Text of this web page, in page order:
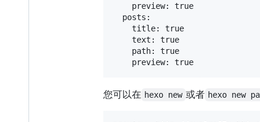
    preview: true
  posts:
    title: true
    text: true
    path: true
您可以在 hexo new 或者 hexo new